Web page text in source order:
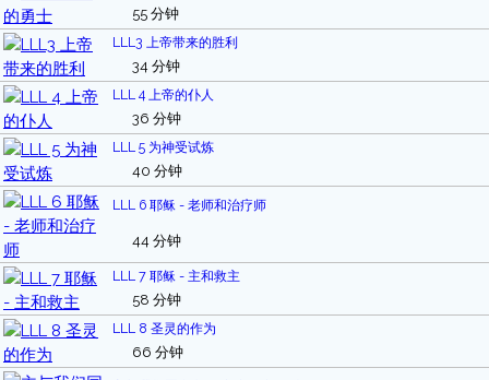
55 分钟
LLL3 上帝带来的胜利
34 分钟
LLL 4 上帝的仆人
36 分钟
LLL 5 为神受试炼
40 分钟
LLL 6 耶稣 - 老师和治疗师
44 分钟
LLL 7 耶稣 - 主和救主
58 分钟
LLL 8 圣灵的作为
66 分钟